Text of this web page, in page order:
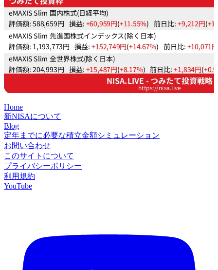
Home
新NISAについて
Blog
定年までに必要な積立金額シミュレーション
お問い合わせ
このサイトについて
プライバシーポリシー
利用規約
YouTube